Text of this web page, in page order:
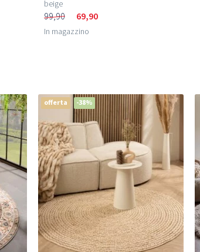
beige
99,90 69,90
In magazzino
offerta -38%